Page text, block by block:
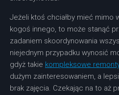
Jeżeli ktoś chciałby mieć mimo
kogoś innego, to może stanąć
zadaniem skoordynowania
niejednym przypadku wynosić
gdyż takie kompleksowe
dużym zainteresowaniem, a
brak zajęcia. Czekając na to aż